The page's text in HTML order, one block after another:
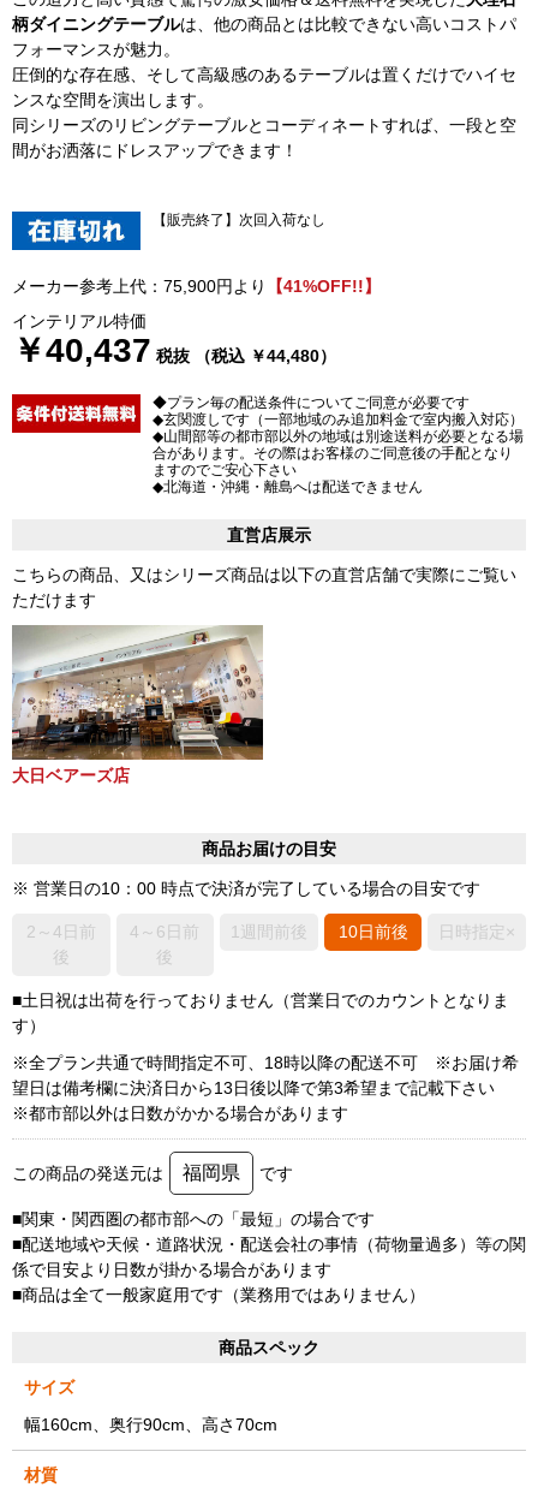
柄ダイニングテーブルは、他の商品とは比較できない高いコストパ
フォーマンスが魅力。
圧倒的な存在感、そして高級感のあるテーブルは置くだけでハイセ
ンスな空間を演出します。
同シリーズのリビングテーブルとコーディネートすれば、一段と空
間がお洒落にドレスアップできます！
【販売終了】次回入荷なし
メーカー参考上代：75,900円より
【41%OFF!!】
インテリアル特価
￥40,437 税抜 （税込 ￥44,480）
◆プラン毎の配送条件についてご同意が必要です
◆玄関渡しです（一部地域のみ追加料金で室内搬入対応）
◆山間部等の都市部以外の地域は別途送料が必要となる場
合があります。その際はお客様のご同意後の手配となり
ますのでご安心下さい
◆北海道・沖縄・離島へは配送できません
直営店展示
こちらの商品、又はシリーズ商品は以下の直営店舗で実際にご覧い
ただけます
大日ベアーズ店
商品お届けの目安
※ 営業日の10：00 時点で決済が完了している場合の目安です
2～4日前
後
4～6日前
後
1週間前後 10日前後 日時指定×
■土日祝は出荷を行っておりません（営業日でのカウントとなりま
す）
※全プラン共通で時間指定不可、18時以降の配送不可 ※お届け希
望日は備考欄に決済日から13日後以降で第3希望まで記載下さい
※都市部以外は日数がかかる場合があります
この商品の発送元は 福岡県 です
■関東・関西圏の都市部への「最短」の場合です
■配送地域や天候・道路状況・配送会社の事情（荷物量過多）等の関
係で目安より日数が掛かる場合があります
■商品は全て一般家庭用です（業務用ではありません）
商品スペック
サイズ
幅160cm、奥行90cm、高さ70cm
材質